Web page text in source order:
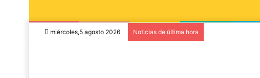
miércoles,5 agosto 2026 Noticias de última hora